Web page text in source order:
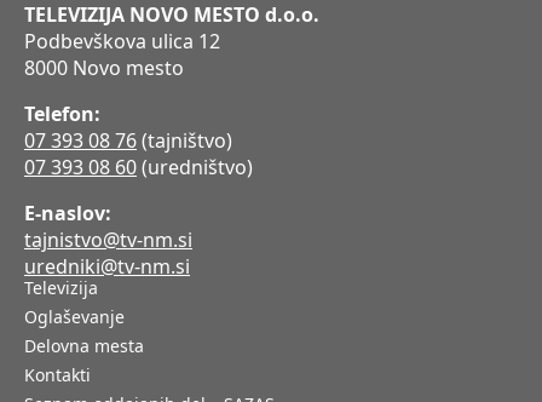
TELEVIZIJA NOVO MESTO d.o.o.
Podbevškova ulica 12
8000 Novo mesto
Telefon:
07 393 08 76(tajništvo)
07 393 08 60(uredništvo)
E-naslov:
tajnistvo@tv-nm.si
uredniki@tv-nm.si
Televizija
Oglaševanje
Delovna mesta
Kontakti